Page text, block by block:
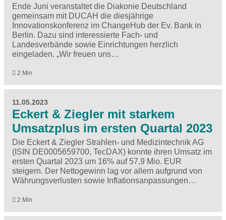
Ende Juni veranstaltet die Diakonie Deutschland
gemeinsam mit DUCAH die diesjährige
Innovationskonferenz im ChangeHub der Ev. Bank in
Berlin. Dazu sind interessierte Fach- und
Landesverbände sowie Einrichtungen herzlich
eingeladen. „Wir freuen uns…
2 Min
11.05.2023
Eckert & Ziegler mit starkem
Umsatzplus im ersten Quartal 2023
Die Eckert & Ziegler Strahlen- und Medizintechnik AG
(ISIN DE0005659700, TecDAX) konnte ihren Umsatz im
ersten Quartal 2023 um 16% auf 57,9 Mio. EUR
steigern. Der Nettogewinn lag vor allem aufgrund von
Währungsverlusten sowie Inflationsanpassungen…
2 Min